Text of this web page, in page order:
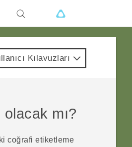
Kılavuzları
mı?
coğrafi etiketleme